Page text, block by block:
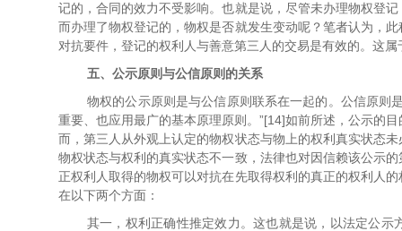
记的，合同的效力不受影响。也就是说，尽管未办理物权登
而办理了物权登记的，物权是否就发生变动呢？笔者认为，
对抗要件，登记的权利人与善意第三人的交易是有效的。这
五、公示原则与公信原则的关系
物权的公示原则是与公信原则联系在一起的。公信原则
重要、也应用最广的基本原理原则。”[14]如前所述，公示的
而，第三人从外观上认定的物权状态与物上的权利真实状态
物权状态与权利的真实状态不一致，法律也对因信赖该公示
正权利人取得的物权可以对抗在先取得权利的真正的权利人
在以下两个方面：
其一，权利正确性推定效力。这也就是说，以法定公